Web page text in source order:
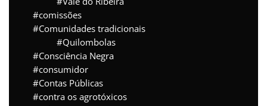
comissões
Comunidades tradicionais
Quilombolas
Consciência Negra
consumidor
Contas Públicas
contra os agrotóxicos